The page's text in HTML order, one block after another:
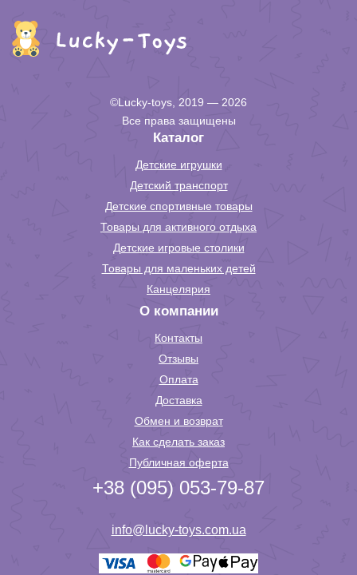
©Lucky-toys, 2019 — 2026
Все права защищены
Каталог
Детские игрушки
Детский транспорт
Детские спортивные товары
Товары для активного отдыха
Детские игровые столики
Товары для маленьких детей
Канцелярия
О компании
Контакты
Отзывы
Оплата
Доставка
Обмен и возврат
Как сделать заказ
Публичная оферта
+38 (095) 053-79-87
info@lucky-toys.com.ua